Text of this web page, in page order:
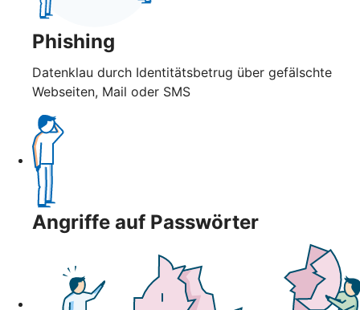
Phishing
Datenklau durch Identitätsbetrug über gefälschte
Webseiten, Mail oder SMS
Angriffe auf Passwörter